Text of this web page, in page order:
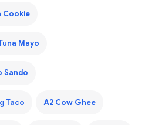
Cookie
Mayo
Sando
Taco A2 Cow Ghee